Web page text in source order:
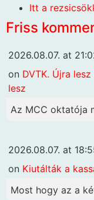
Itt a
Friss
2026.08.07. at
on DVTK. Újra
lesz
Az MCC oktatója
2026.08.07. at
on Kiutálták a
Most hogy az a